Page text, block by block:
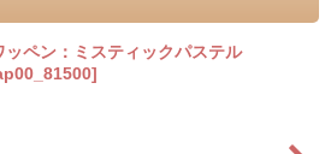
ッペン：ミスティックパステル
]